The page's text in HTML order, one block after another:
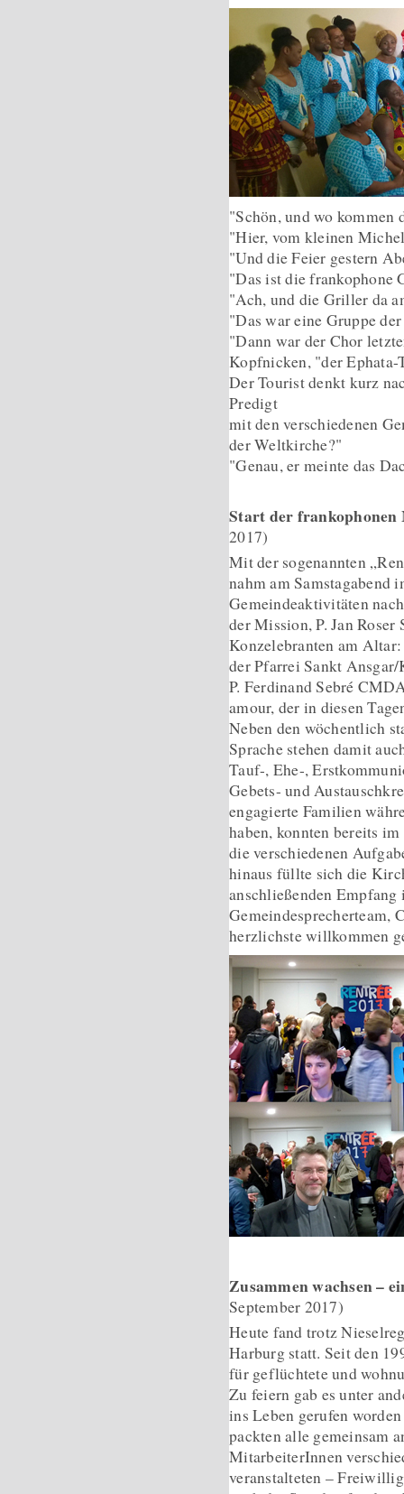
"Schön, und wo kommen
"Hier, vom kleinen
"Und die Feier gestern
"Das ist die frankophone
"Ach, und die Griller da
"Das war eine Gruppe
"Dann war der Chor
Kopfnicken, "der Ephata-
Der Tourist denkt kurz
Predigt
mit den verschiedenen
der Weltkirche?"
"Genau, er meinte das
Start der frankophonen
2017)
Mit der sogenannten
nahm am
Gemeindeaktivitäten
der Mission, P. Jan Roser
Konzelebranten am
der Pfarrei Sankt
P. Ferdinand Sebré
amour, der in diesen
Neben den wöchentlich
Sprache stehen damit
Tauf-, Ehe-,
Gebets- und
engagierte Familien
haben, konnten bereits
die verschiedenen
hinaus füllte sich die
anschließenden
Gemeindesprecherteam,
herzlichste willkommen
Zusammen wachsen –
September 2017)
Heute fand trotz
Harburg statt. Seit den
für geflüchtete und
Zu feiern gab es unter
ins Leben gerufen
packten alle gemeinsam
MitarbeiterInnen
veranstalteten –